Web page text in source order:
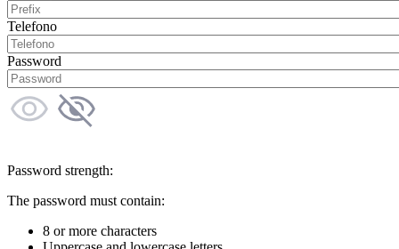
Telefono
Password
Password strength:
The password must contain:
8 or more characters